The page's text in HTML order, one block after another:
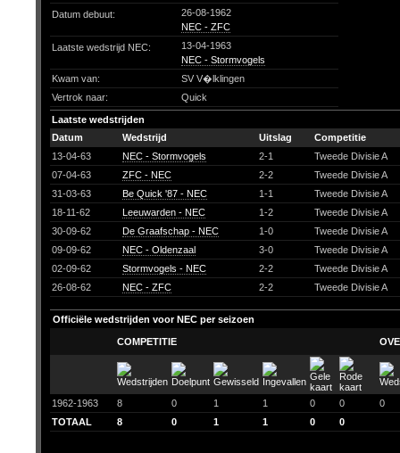
Datum debuut:
26-08-1962
NEC - ZFC
Laatste wedstrijd NEC:
13-04-1963
NEC - Stormvogels
Kwam van:
SV V�lklingen
Vertrok naar:
Quick
Laatste wedstrijden
Datum
Wedstrijd Uitslag
Competitie
13-04-63
NEC - Stormvogels 2-1
Tweede Divisie A
07-04-63
ZFC - NEC 2-2
Tweede Divisie A
31-03-63
Be Quick '87 - NEC 1-1
Tweede Divisie A
18-11-62
Leeuwarden - NEC 1-2
Tweede Divisie A
30-09-62
De Graafschap - NEC 1-0
Tweede Divisie A
09-09-62
NEC - Oldenzaal 3-0
Tweede Divisie A
02-09-62
Stormvogels - NEC 2-2
Tweede Divisie A
26-08-62
NEC - ZFC 2-2 Tweede Divisie A
Officiële wedstrijden voor NEC per seizoen
COMPETITIE
1962-1963 8 0 1 1 0 0
0
TOTAAL
8 0 1 1 0 0